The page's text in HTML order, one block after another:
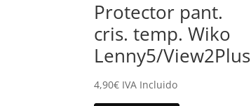
Protector pant.
cris. temp. Wiko
Lenny5/View2Plus
4,90€ IVA Incluido